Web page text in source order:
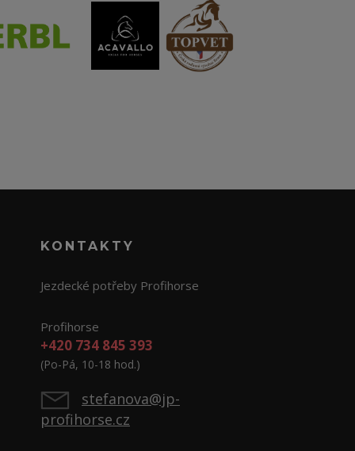
KONTAKTY
Jezdecké potřeby Profihorse
Profihorse
+420 734 845 393
(Po-Pá, 10-18 hod.)
stefanova@jp-
profihorse.cz